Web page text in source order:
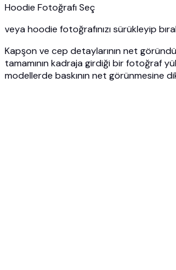
Hoodie Fotoğrafı Seç
veya hoodie fotoğrafınızı sürükleyip
Kapşon ve cep detaylarının net
tamamının kadraja girdiği bir fotoğraf
modellerde baskının net görünmesine